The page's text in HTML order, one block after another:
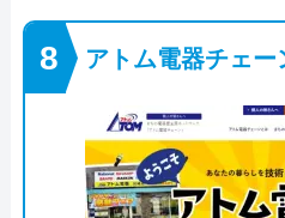
アトム電器チェー